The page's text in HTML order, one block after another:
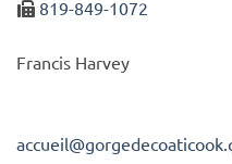
819-849-1072
Francis Harvey
accueil@